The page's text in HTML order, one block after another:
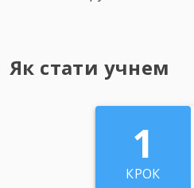
Як стати учнем
1
КРОК